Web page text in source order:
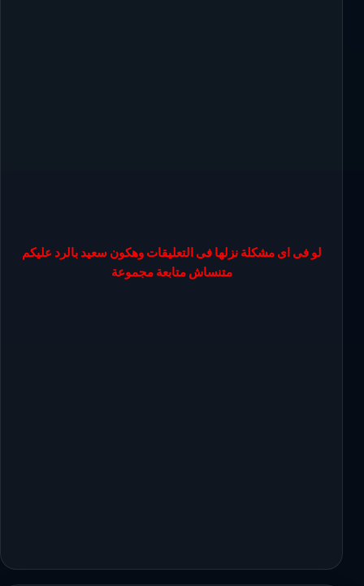
لو فى اى مشكلة نزلها فى التعليقات وهكون سعيد بالرد عليكم
متنساش متابعة مجموعة